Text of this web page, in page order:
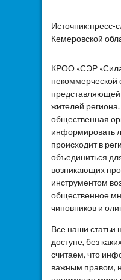
Кемеровской
КРОО «СЭР «Сила
некоммерческой
жителей
общественная
информировать
происходит в
объединиться
возникающих
инструментом
общественное
чиновников и
Все наши статьи
доступе, без
считаем, что
важным правом,